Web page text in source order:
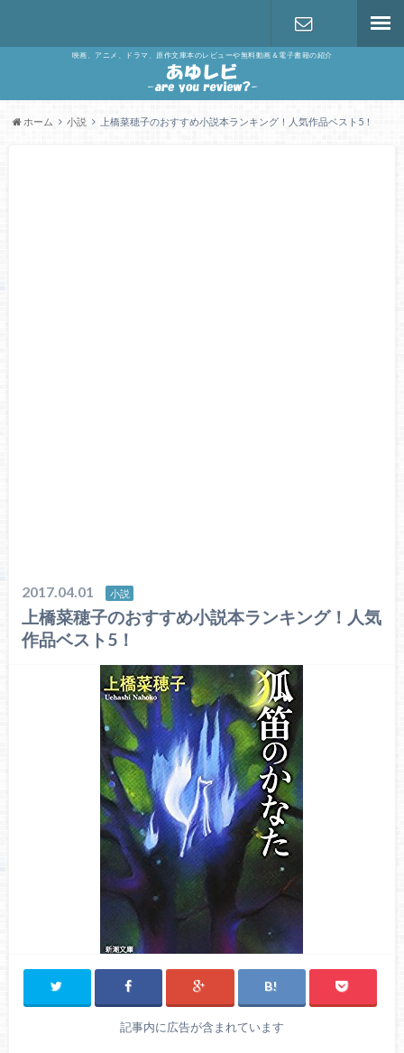
映画、アニメ、ドラマ、原作文庫本のレビューや無料動画＆電子書籍の紹介
ホーム 小説 上橋菜穂子のおすすめ小説本ランキング！人気作品ベスト5！
2017.04.01 小説
上橋菜穂子のおすすめ小説本ランキング！人気
作品ベスト5！
記事内に広告が含まれています